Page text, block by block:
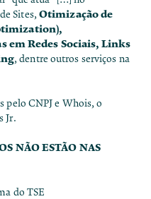
Sites, Otimização de
em Redes Sociais, Links
, dentre outros serviços na
pelo CNPJ e Whois, o
Jr.
NÃO ESTÃO NAS
do TSE